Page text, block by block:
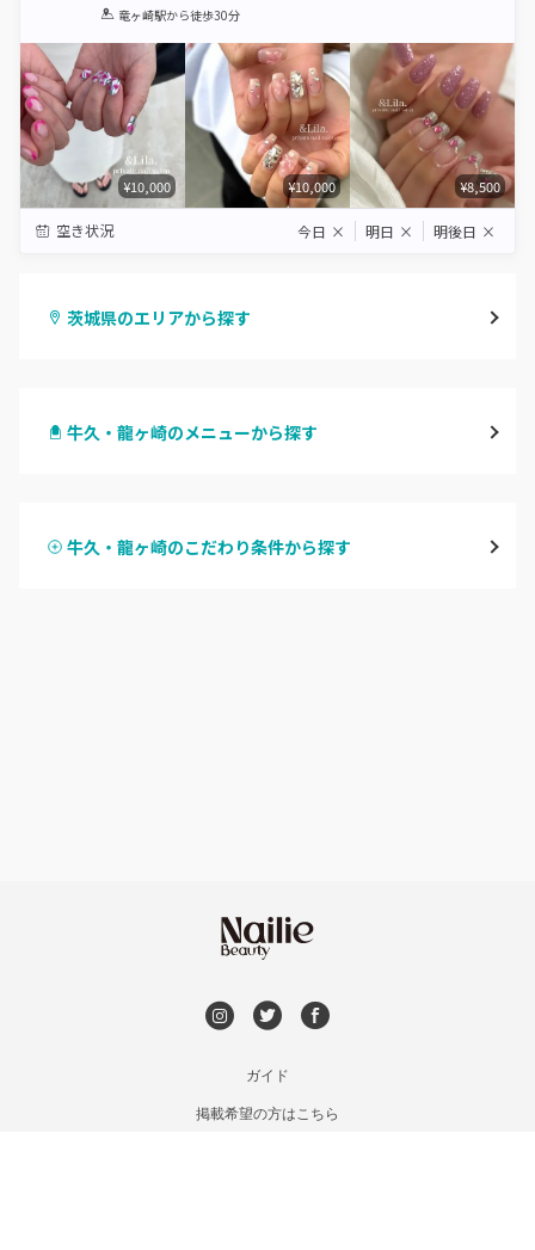
1 2 3 4 5
竜ヶ崎駅から徒歩30分
¥10,000 ¥10,000 ¥8,500
空き状況 今日 × 明日 × 明後日 ×
茨城県のエリアから探す
つくば・土浦・石岡
牛久・龍ヶ崎のメニューから探す
ハンドスカルプ
牛久・龍ヶ崎のこだわり条件から探す
ガイド
掲載希望の方はこちら